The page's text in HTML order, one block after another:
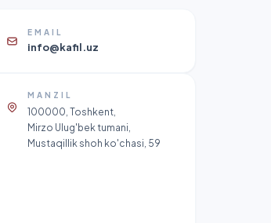
EMAIL
info@kafil.uz
MANZIL
100000, Toshkent,
Mirzo Ulug'bek tumani,
Mustaqillik shoh ko'chasi, 59